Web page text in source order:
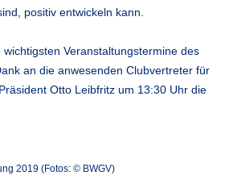
positiv entwickeln kann.
Veranstaltungstermine des
an die anwesenden Clubvertreter für
Otto Leibfritz um 13:30 Uhr die
2019 (Fotos: © BWGV)